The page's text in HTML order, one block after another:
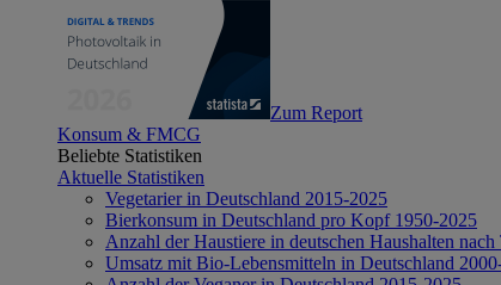
Zum Report
Konsum & FMCG
Beliebte Statistiken
Aktuelle Statistiken
Vegetarier in Deutschland 2015-2025
Bierkonsum in Deutschland pro Kopf 1950-2025
Anzahl der Haustiere in deutschen Haushalten
Umsatz mit Bio-Lebensmitteln in Deutschland